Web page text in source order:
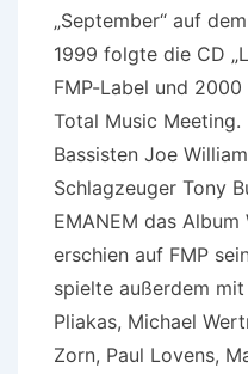
„September“ auf
1999 folgte die CD
FMP-Label und
Total Music
Bassisten Joe
Schlagzeuger Tony
EMANEM das
erschien auf FMP
spielte außerdem
Pliakas, Michael
Zorn, Paul Lovens,